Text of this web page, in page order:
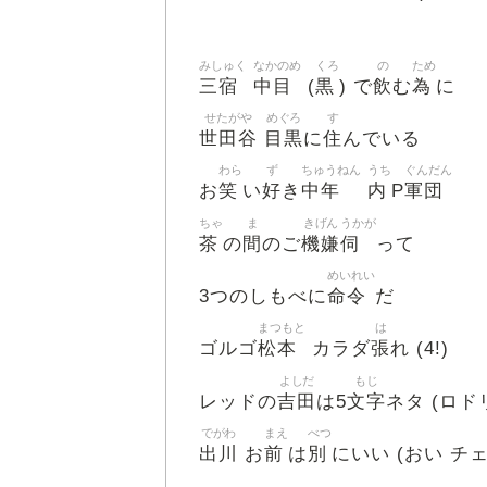
三宿
みしゅく
中目
なかのめ
(黒
くろ
) で飲
の
む為
ため
に
世田谷
せたがや
目黒
めぐろ
に住
す
んでいる
お笑
わら
い好
ず
き 中年
ちゅうねん
内
うち
P軍団
ぐんだん
茶
ちゃ
の間
ま
のご機嫌
きげん
伺
うかが
って
3つのしもべに命令
めいれい
だ
ゴルゴ松本
まつもと
カラダ張
は
れ (4!)
レッドの吉田
よしだ
は5文字
もじ
ネタ (ロド
出川
でがわ
お前
まえ
は 別
べつ
にいい (おい チ